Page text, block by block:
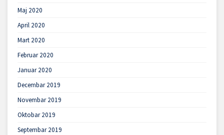
Maj 2020
April 2020
Mart 2020
Februar 2020
Januar 2020
Decembar 2019
Novembar 2019
Oktobar 2019
Septembar 2019